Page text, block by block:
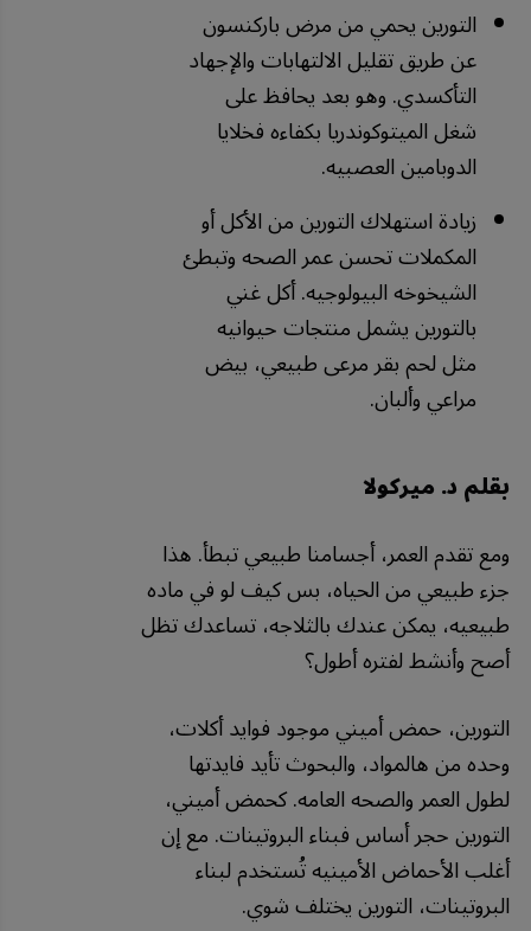
التورين يحمي من مرض باركنسون
عن طريق تقليل الالتهابات والإجهاد
التأكسدي. وهو بعد يحافظ على
شغل الميتوكوندريا بكفاءه فخلايا
الدوبامين العصبيه.
زيادة استهلاك التورين من الأكل أو
المكملات تحسن عمر الصحه وتبطئ
الشيخوخه البيولوجيه. أكل غني
بالتورين يشمل منتجات حيوانيه
مثل لحم بقر مرعى طبيعي، بيض
مراعي وألبان.
بقلم د. ميركولا
ومع تقدم العمر، أجسامنا طبيعي تبطأ. هذا
جزء طبيعي من الحياه، بس كيف لو في ماده
طبيعيه، يمكن عندك بالثلاجه، تساعدك تظل
أصح وأنشط لفتره أطول؟
التورين، حمض أميني موجود فوايد أكلات،
وحده من هالمواد، والبحوث تأيد فايدتها
لطول العمر والصحه العامه. كحمض أميني،
التورين حجر أساس فبناء البروتينات. مع إن
أغلب الأحماض الأمينيه تُستخدم لبناء
البروتينات، التورين يختلف شوي.